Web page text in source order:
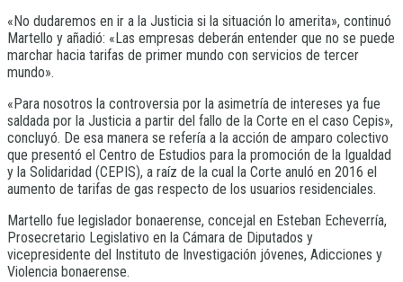
«No dudaremos en ir a la Justicia si la situación lo amerita», continuó
Martello y añadió: «Las empresas deberán entender que no se puede
marchar hacia tarifas de primer mundo con servicios de tercer
mundo».
«Para nosotros la controversia por la asimetría de intereses ya fue
saldada por la Justicia a partir del fallo de la Corte en el caso Cepis»,
concluyó. De esa manera se refería a la acción de amparo colectivo
que presentó el Centro de Estudios para la promoción de la Igualdad
y la Solidaridad (CEPIS), a raíz de la cual la Corte anuló en 2016 el
aumento de tarifas de gas respecto de los usuarios residenciales.
Martello fue legislador bonaerense, concejal en Esteban Echeverría,
Prosecretario Legislativo en la Cámara de Diputados y
vicepresidente del Instituto de Investigación jóvenes, Adicciones y
Violencia bonaerense.